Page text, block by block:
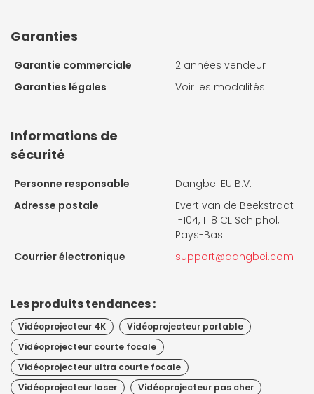
Garanties
Garantie commerciale
2 années vendeur
Garanties légales
Voir les modalités
Informations de
sécurité
Personne responsable
Dangbei EU B.V.
Adresse postale
Evert van de Beekstraat
1-104, 1118 CL Schiphol,
Pays-Bas
Courrier électronique
support@dangbei.com
Les produits tendances :
Vidéoprojecteur 4K
Vidéoprojecteur portable
Vidéoprojecteur courte focale
Vidéoprojecteur ultra courte focale
Vidéoprojecteur laser
Vidéoprojecteur pas cher